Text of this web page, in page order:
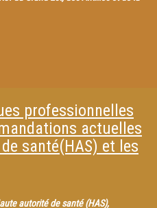
professionnelles
actuelles
santé(HAS) et les
autorité de santé (HAS),